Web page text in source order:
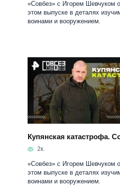
«Совбез» с Игорем Шевчуком
этом выпуске в деталях
воинами и вооружением.
Купянская катастрофа.
2к.
«Совбез» с Игорем Шевчуком
этом выпуске в деталях
воинами и вооружением.